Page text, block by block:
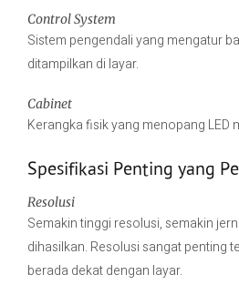
Control System
Sistem pengendali yang mengatur
ditampilkan di layar.
Cabinet
Kerangka fisik yang menopang LED
Spesifikasi Penting yang
Resolusi
Semakin tinggi resolusi, semakin
dihasilkan. Resolusi sangat penting
berada dekat dengan layar.